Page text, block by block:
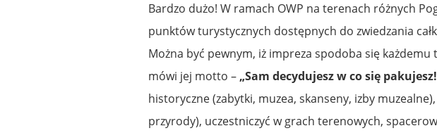
Bardzo dużo! W ramach OWP na terenach różnych
punktów turystycznych dostępnych do zwiedzania
Można być pewnym, iż impreza spodoba się każdemu
mówi jej motto – „Sam decydujesz w co się
historyczne (zabytki, muzea, skanseny, izby
przyrody), uczestniczyć w grach terenowych,